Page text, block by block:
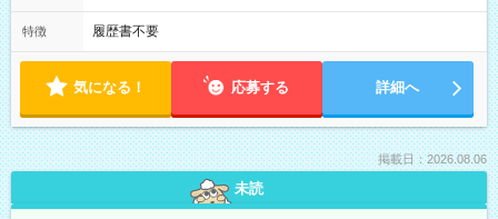
特徴 履歴書不要
気になる！ 応募する 詳細へ
掲載日：2026.08.06
未読